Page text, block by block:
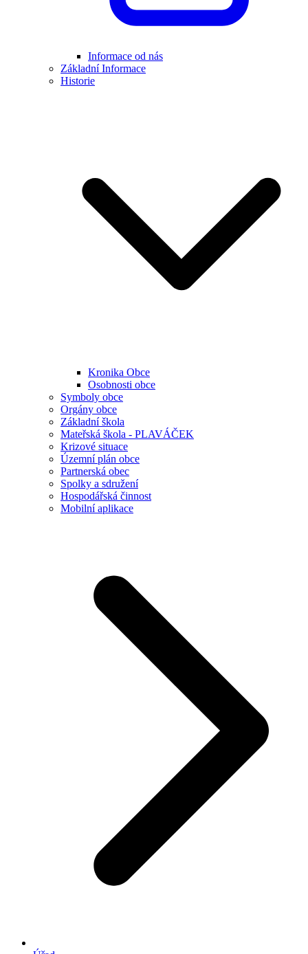
Informace od nás
Základní Informace
Historie
Kronika Obce
Osobnosti obce
Symboly obce
Orgány obce
Základní škola
Mateřská škola - PLAVÁČEK
Krizové situace
Územní plán obce
Partnerská obec
Spolky a sdružení
Hospodářská činnost
Mobilní aplikace